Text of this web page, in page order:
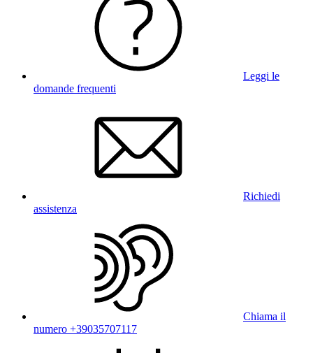
Leggi le
domande frequenti
Richiedi
assistenza
Chiama il
numero +39035707117